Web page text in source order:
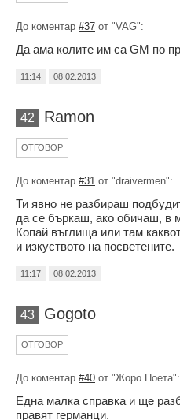
До коментар #37 от "VAG":
Да ама колите им са GM по
11:14 08.02.2013
42 Ramon
ОТГОВОР
До коментар #31 от "draivermen":
Ти явно не разбираш
да се бъркаш, ако обичаш, в
Копай въглища или там
и изкуството на посветените.
11:17 08.02.2013
43 Gogoto
ОТГОВОР
До коментар #40 от "Жоро Поета":
Една малка справка и ще
правят германци.